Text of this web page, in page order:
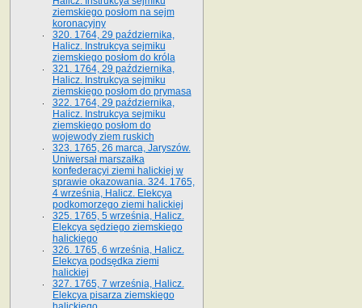
ziemskiego posłom na sejm
koronacyjny
320. 1764, 29 października,
Halicz. Instrukcya sejmiku
ziemskiego posłom do króla
321. 1764, 29 października,
Halicz. Instrukcya sejmiku
ziemskiego posłom do prymasa
322. 1764, 29 października,
Halicz. Instrukcya sejmiku
ziemskiego posłom do
wojewody ziem ruskich
323. 1765, 26 marca, Jaryszów.
Uniwersał marszałka
konfederacyi ziemi halickiej w
sprawie okazowania. 324. 1765,
4 września, Halicz. Elekcya
podkomorzego ziemi halickiej
325. 1765, 5 września, Halicz.
Elekcya sędziego ziemskiego
halickiego
326. 1765, 6 września, Halicz.
Elekcya podsędka ziemi
halickiej
327. 1765, 7 września, Halicz.
Elekcya pisarza ziemskiego